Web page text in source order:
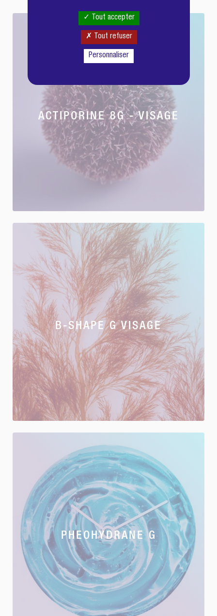
ACTIPORINE 8G - VISAGE
B-SHAPE G VISAGE
PHEOHYDRANE G
Tout accepter
Tout refuser
Personnaliser